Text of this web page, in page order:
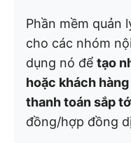
Phần mềm quản
cho các nhóm
dụng nó để tạo
hoặc khách
thanh toán sắp
đồng/hợp đồng